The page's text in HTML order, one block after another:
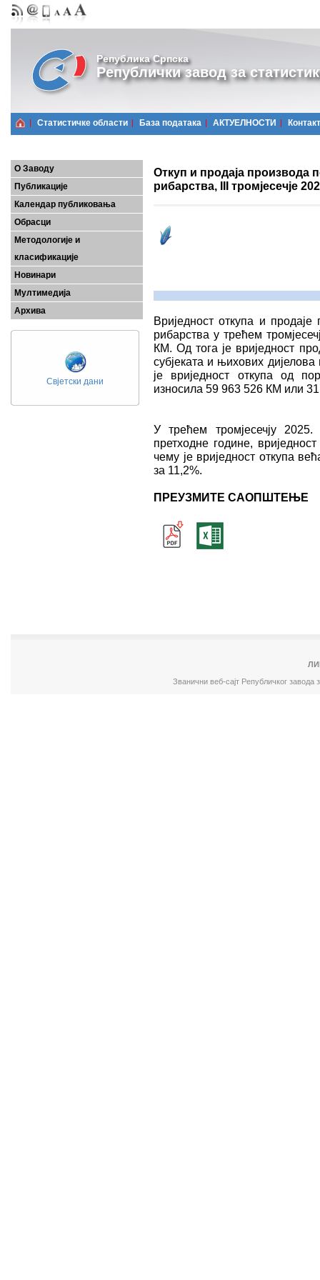
Република Српска
Републички завод за
Статистичке области Базa података АКТУЕЛНОСТИ Контакт
О Заводу
Публикације
Календар публиковања
Обрасци
Методологије и
класификације
Новинари
Мултимедија
Архива
Свјетски дани
Откуп и продаја
рибарства, III тромјесечје
Вриједност откупа и
рибарства у трећем
КМ. Од тога је вриједност
субјеката и њихових
је вриједност откупа од
износила 59 963 526 КМ или
У трећем тромјесечју
претходне године,
чему је вриједност откупа
за 11,2%.
ПРЕУЗМИТЕ САОПШТЕЊЕ
Званични веб-сајт Републичког